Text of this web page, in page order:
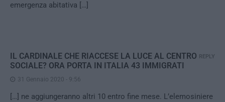
emergenza abitativa […]
IL CARDINALE CHE RIACCESE LA LUCE AL CENTRO
SOCIALE? ORA PORTA IN ITALIA 43 IMMIGRATI
31 Gennaio 2020 - 9:56
[…] ne aggiungeranno altri 10 entro fine mese. L’elemosiniere
REPLY